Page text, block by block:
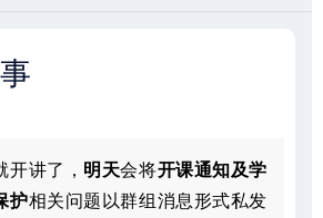
开讲了， 明天会将开课通知及学
护相关问题以群组消息形式私发